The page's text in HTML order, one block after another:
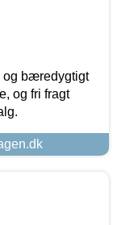
og bæredygtigt
og fri fragt